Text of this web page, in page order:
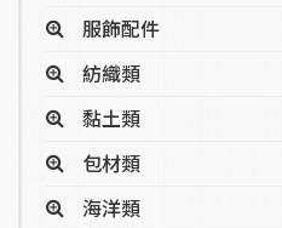
服飾配件
紡織類
黏土類
包材類
海洋類